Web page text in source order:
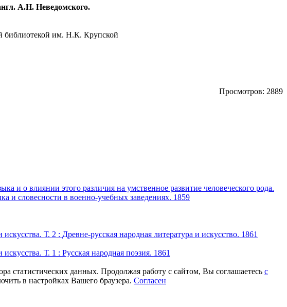
А.Н. Неведомского.
библиотекой им. Н.К. Крупской
Просмотров: 2889
и о влиянии этого различия на умственное развитие человеческого рода.
и словесности в военно-учебных заведениях. 1859
Т. 2 : Древне-русская народная литература и искусство. 1861
Т. 1 : Русская народная поэзия. 1861
статистических данных. Продолжая работу с сайтом, Вы соглашаетесь с
в настройках Вашего браузера. Согласен